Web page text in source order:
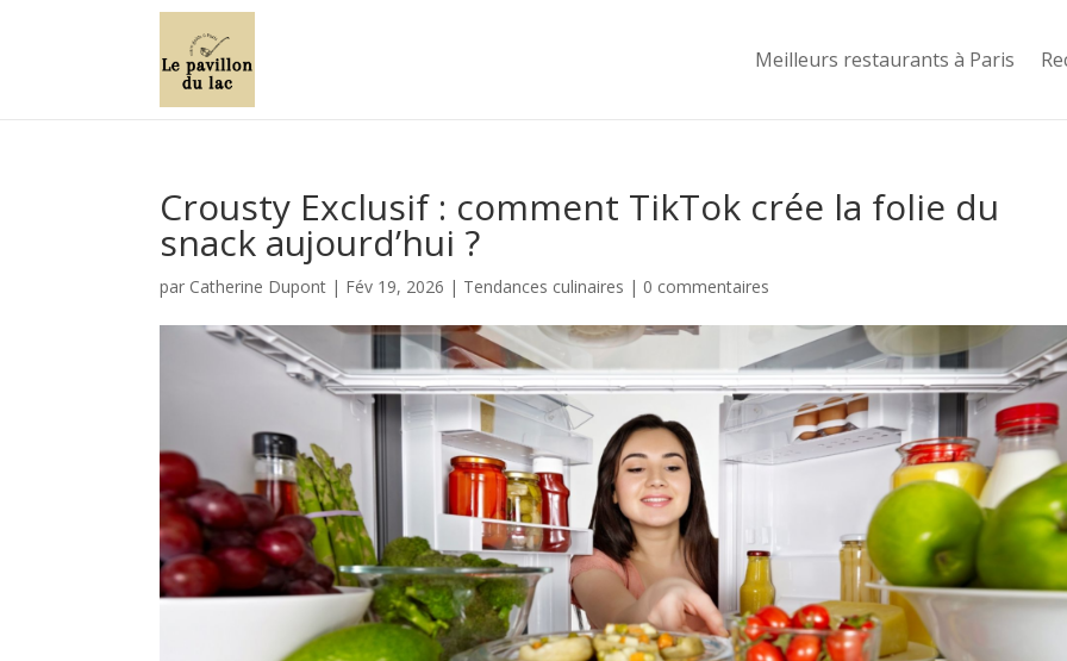
Meilleurs restaurants à Paris
Crousty Exclusif : comment TikTok crée la folie du
snack aujourd’hui ?
par Catherine Dupont | Fév 19, 2026 | Tendances culinaires | 0 commentaires